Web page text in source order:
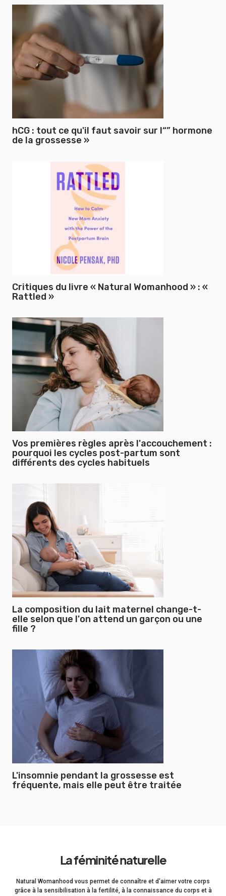
hCG : tout ce qu'il faut savoir sur l“” hormone
de la grossesse »
Critiques du livre « Natural Womanhood » : «
Rattled »
Vos premières règles après l'accouchement :
pourquoi les cycles post-partum sont
différents des cycles habituels
La composition du lait maternel change-t-
elle selon que l'on attend un garçon ou une
fille ?
L'insomnie pendant la grossesse est
fréquente, mais elle peut être traitée
La féminité naturelle
Natural Womanhood vous permet de connaître et d'aimer votre corps
grâce à la sensibilisation à la fertilité, à la connaissance du corps et à